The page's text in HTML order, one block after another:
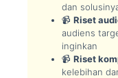
dan
📹 Riset
audiens
inginkan
📹 Riset
kelebihan